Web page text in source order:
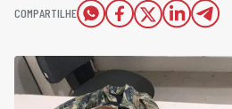
COMPARTILHE